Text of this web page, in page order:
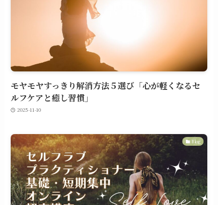
モヤモヤすっきり解消方法５選び「心が軽くなるセ
ルフケアと癒し習慣」
2025-11-10
Blog